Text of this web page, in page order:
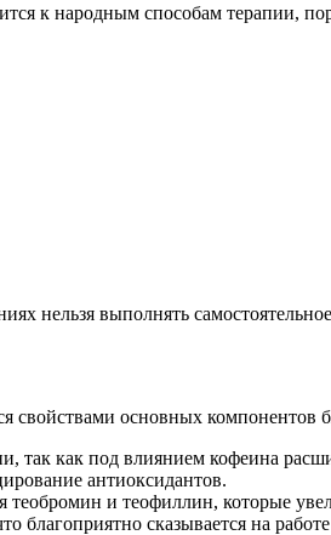
к народным способам терапии,
нельзя выполнять
свойствами основных компонентов
так как под влиянием кофеина
антиоксидантов.
теобромин и теофиллин, которые
благоприятно сказывается на